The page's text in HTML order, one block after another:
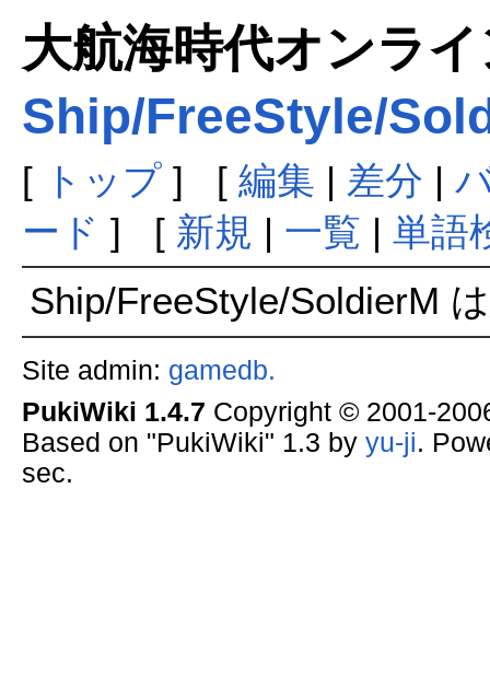
大航海時代オンラ
Ship/FreeStyle/
[ トップ] [ 編集 | 差分 |
ード ] [ 新規 | 一覧 | 単語
Ship/FreeStyle/SoldierM
Site admin: gamedb.
PukiWiki 1.4.7 Copyright © 2001-
Based on "PukiWiki" 1.3 by yu-ji.
sec.